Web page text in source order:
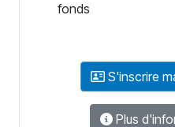
fonds
S'inscrire
Plus